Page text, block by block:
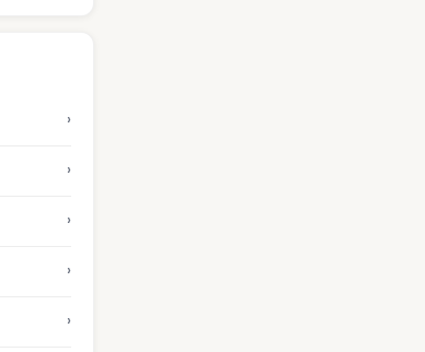
›
›
›
›
›